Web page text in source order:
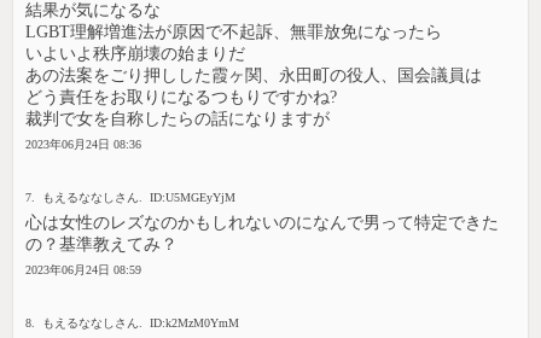
結果が気になるな
LGBT理解増進法が原因で不起訴、無罪放免になったら
いよいよ秩序崩壊の始まりだ
あの法案をごり押しした霞ヶ関、永田町の役人、国会議員は
どう責任をお取りになるつもりですかね?
裁判で女を自称したらの話になりますが
2023年06月24日 08:36
7. もえるななしさん. ID:U5MGEyYjM
心は女性のレズなのかもしれないのになんで男って特定できた
の？基準教えてみ？
2023年06月24日 08:59
8. もえるななしさん. ID:k2MzM0YmM